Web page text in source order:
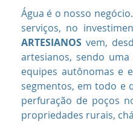
Água é o nosso
serviços, no
ARTESIANOS vem,
artesianos, sendo
equipes autônomas e
segmentos, em todo e
perfuração de poços
propriedades rurais,